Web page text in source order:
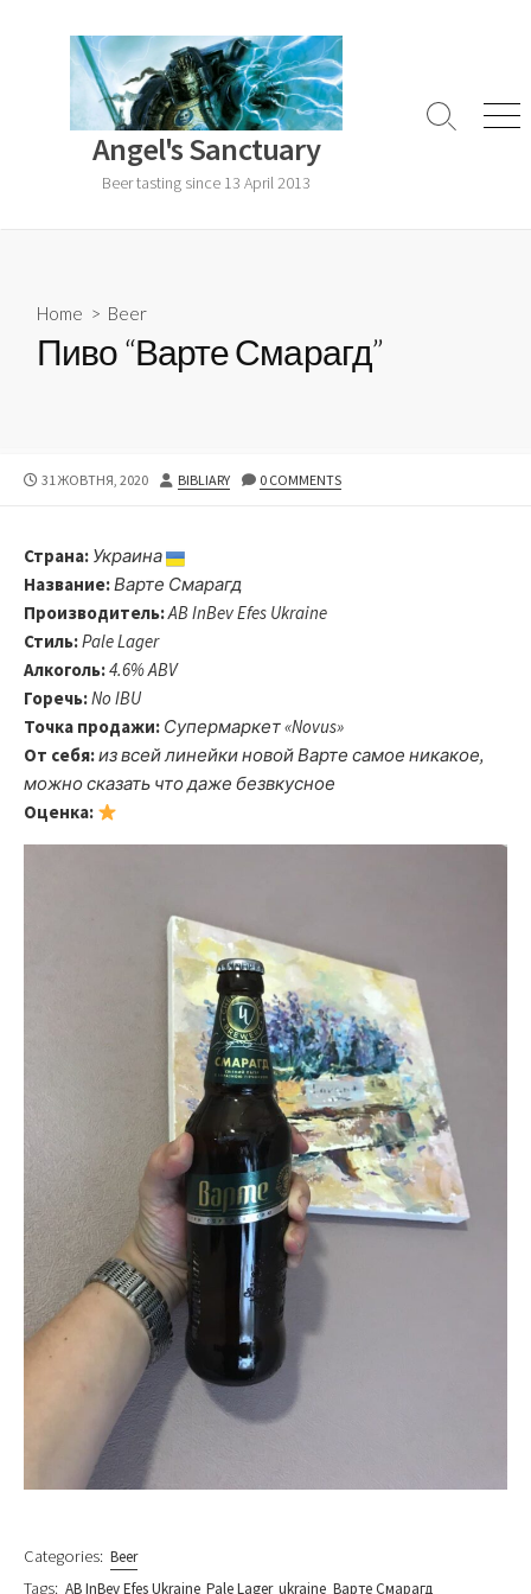
Angel's Sanctuary
Beer tasting since 13 April 2013
Search
Home > Beer
Пиво “Варте Смарагд”
PUBLISHED
31 ЖОВТНЯ, 2020 AUTHOR
BIBLIARY 0 COMMENTS
Страна: Украина
Название:Варте Смарагд
Производитель:AB InBev Efes Ukraine
Стиль:Pale Lager
Алкоголь:4.6% ABV
Горечь:No IBU
Точка продажи: Супермаркет «Novus»
От себя:из всей линейки новой Варте самое никакое,
можно сказать что даже безвкусное
Оценка:
Categories: Beer
Tags: AB InBev Efes Ukraine Pale Lager ukraine Варте Смарагд